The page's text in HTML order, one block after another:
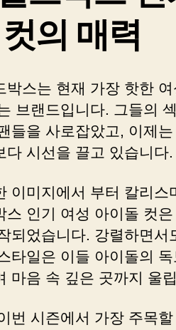
의 매력
박스는 현재 가장 핫한
브랜드입니다. 그들의
들을 사로잡았고, 이제
다 시선을 끌고 있습니다.
이미지에서 부터 칼리
스 인기 여성 아이돌 컷
되었습니다. 강렬하면서
타일은 이들 아이돌의
마음 속 깊은 곳까지 울
번 시즌에서 가장 주목